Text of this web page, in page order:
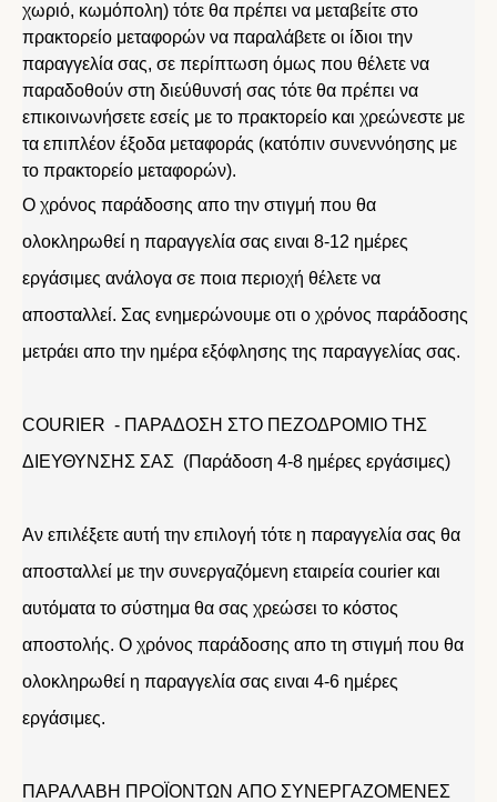
χωριό, κωμόπολη) τότε θα πρέπει να μεταβείτε στο
πρακτορείο μεταφορών να παραλάβετε οι ίδιοι την
παραγγελία σας, σε περίπτωση όμως που θέλετε να
παραδοθούν στη διεύθυνσή σας τότε θα πρέπει να
επικοινωνήσετε εσείς με το πρακτορείο και χρεώνεστε με
τα επιπλέον έξοδα μεταφοράς (κατόπιν συνεννόησης με
το πρακτορείο μεταφορών).
Ο χρόνος παράδοσης απο την στιγμή που θα
ολοκληρωθεί η παραγγελία σας ειναι 8-12 ημέρες
εργάσιμες ανάλογα σε ποια περιοχή θέλετε να
αποσταλλεί. Σας ενημερώνουμε οτι ο χρόνος παράδοσης
μετράει απο την ημέρα εξόφλησης της παραγγελίας σας.
COURIER - ΠΑΡΑΔΟΣΗ ΣΤΟ ΠΕΖΟΔΡΟΜΙΟ ΤΗΣ
ΔΙΕΥΘΥΝΣΗΣ ΣΑΣ (Παράδοση 4-8 ημέρες εργάσιμες)
Αν επιλέξετε αυτή την επιλογή τότε η παραγγελία σας θα
αποσταλλεί με την συνεργαζόμενη εταιρεία courier και
αυτόματα το σύστημα θα σας χρεώσει το κόστος
αποστολής. Ο χρόνος παράδοσης απο τη στιγμή που θα
ολοκληρωθεί η παραγγελία σας ειναι 4-6 ημέρες
εργάσιμες.
ΠΑΡΑΛΑΒΗ ΠΡΟΪΟΝΤΩΝ ΑΠΟ ΣΥΝΕΡΓΑΖΟΜΕΝΕΣ